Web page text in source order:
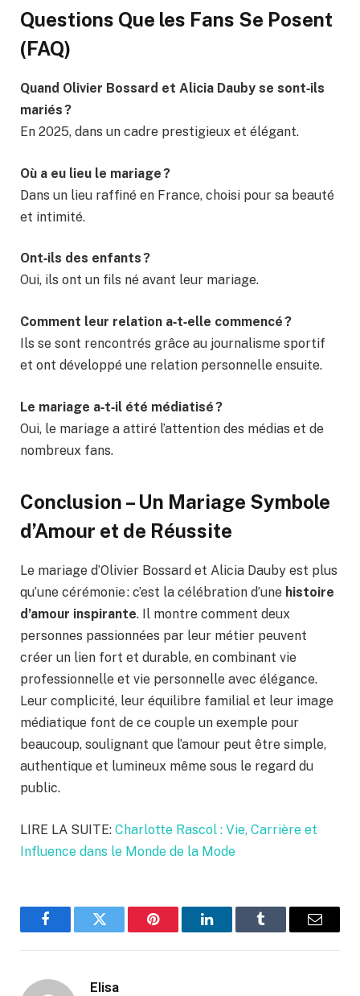
Questions Que les Fans Se Posent
(FAQ)
Quand Olivier Bossard et Alicia Dauby se sont‑ils
mariés ?
En 2025, dans un cadre prestigieux et élégant.
Où a eu lieu le mariage ?
Dans un lieu raffiné en France, choisi pour sa beauté
et intimité.
Ont‑ils des enfants ?
Oui, ils ont un fils né avant leur mariage.
Comment leur relation a‑t‑elle commencé ?
Ils se sont rencontrés grâce au journalisme sportif
et ont développé une relation personnelle ensuite.
Le mariage a‑t‑il été médiatisé ?
Oui, le mariage a attiré l’attention des médias et de
nombreux fans.
Conclusion – Un Mariage Symbole
d’Amour et de Réussite
Le mariage d’Olivier Bossard et Alicia Dauby est plus
qu’une cérémonie : c’est la célébration d’une histoire
d’amour inspirante. Il montre comment deux
personnes passionnées par leur métier peuvent
créer un lien fort et durable, en combinant vie
professionnelle et vie personnelle avec élégance.
Leur complicité, leur équilibre familial et leur image
médiatique font de ce couple un exemple pour
beaucoup, soulignant que l’amour peut être simple,
authentique et lumineux même sous le regard du
public.
LIRE LA SUITE: Charlotte Rascol : Vie, Carrière et
Influence dans le Monde de la Mode
FacebookTwitter Pinterest LinkedInTumblr Email
Elisa